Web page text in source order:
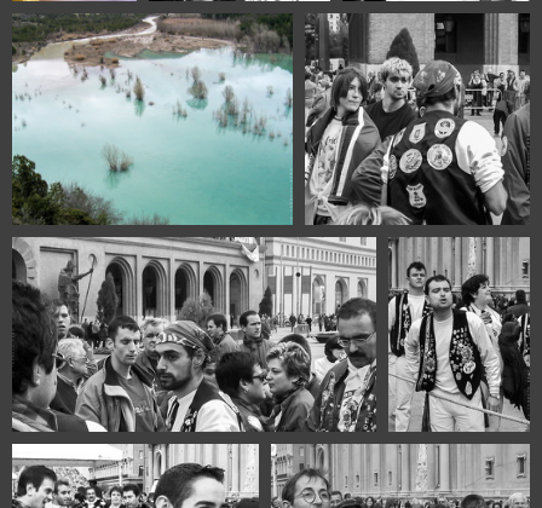
1079
109-0959 Fiestas del
Pilar Zaragoza 2000
109-0970 Fiestas del
Pilar Zaragoza 2000
1094 Embalse de Mediano cerca de
Gerbe Huesca Spain
110-1013 Fiestas del Pilar
Zaragoza 2000
110-1016 Fiestas del Pilar Zaragoza 2000
110-1023 Fiestas
del Pilar Zaragoza
2000